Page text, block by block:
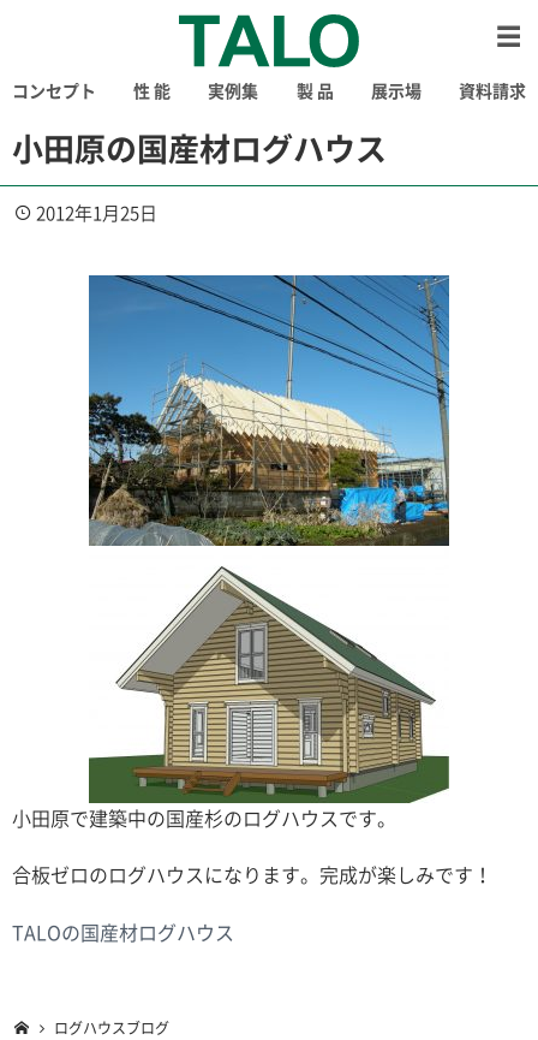
コンセプト 性 能 実例集 製 品 展示場 資料請求
小田原の国産材ログハウス
2012年1月25日
小田原で建築中の国産杉のログハウスです。
合板ゼロのログハウスになります。完成が楽しみです！
TALOの国産材ログハウス
ログハウスブログ